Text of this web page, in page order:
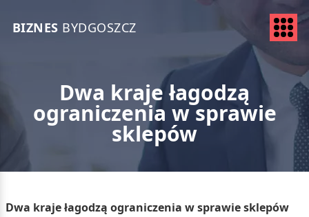
BIZNES BYDGOSZCZ
Dwa kraje łagodzą
ograniczenia w sprawie
sklepów
Dwa kraje łagodzą ograniczenia w sprawie sklepów